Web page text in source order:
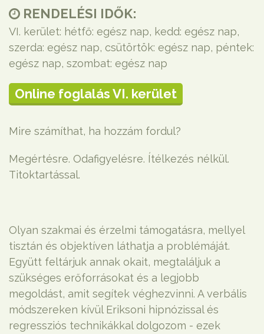
RENDELÉSI IDŐK:
VI. kerület: hétfő: egész nap, kedd: egész nap,
szerda: egész nap, csütörtök: egész nap, péntek:
egész nap, szombat: egész nap
Online foglalás VI. kerület
Mire számíthat, ha hozzám fordul?
Megértésre. Odafigyelésre. Ítélkezés nélkül.
Titoktartással.
Olyan szakmai és érzelmi támogatásra, mellyel
tisztán és objektíven láthatja a problémáját.
Együtt feltárjuk annak okait, megtaláljuk a
szükséges erőforrásokat és a legjobb
megoldást, amit segítek véghezvinni. A verbális
módszereken kívül Eriksoni hipnózissal és
regressziós technikákkal dolgozom - ezek